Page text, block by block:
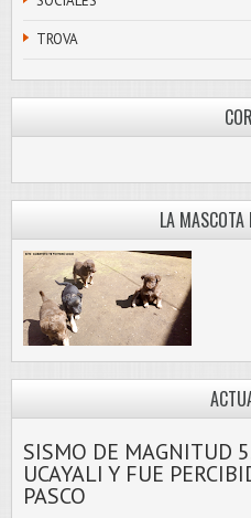
TROVA
LA MASCOTA
SISMO DE MAGNITUD
UCAYALI Y FUE
PASCO